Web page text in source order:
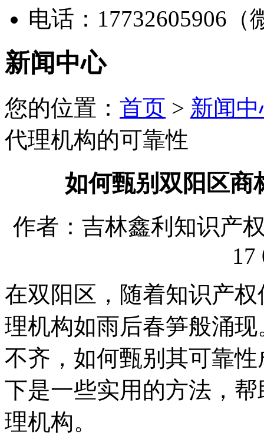
电话：17732605906（
新闻中心
您的位置： 首页 > 新闻
代理机构的可靠性
如何甄别双阳区商
作者：吉林鑫利知识产
17
在双阳区，随着知识产
理机构如雨后春笋般涌
不齐，如何甄别其可靠
下是一些实用的方法，
理机构。